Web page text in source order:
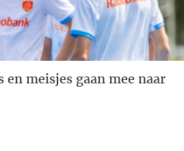
en meisjes gaan mee naar